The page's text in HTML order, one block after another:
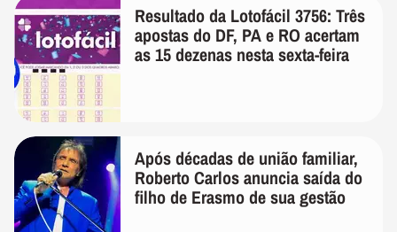
Resultado da Lotofácil 3756: Três
apostas do DF, PA e RO acertam
as 15 dezenas nesta sexta-feira
Após décadas de união familiar,
Roberto Carlos anuncia saída do
filho de Erasmo de sua gestão